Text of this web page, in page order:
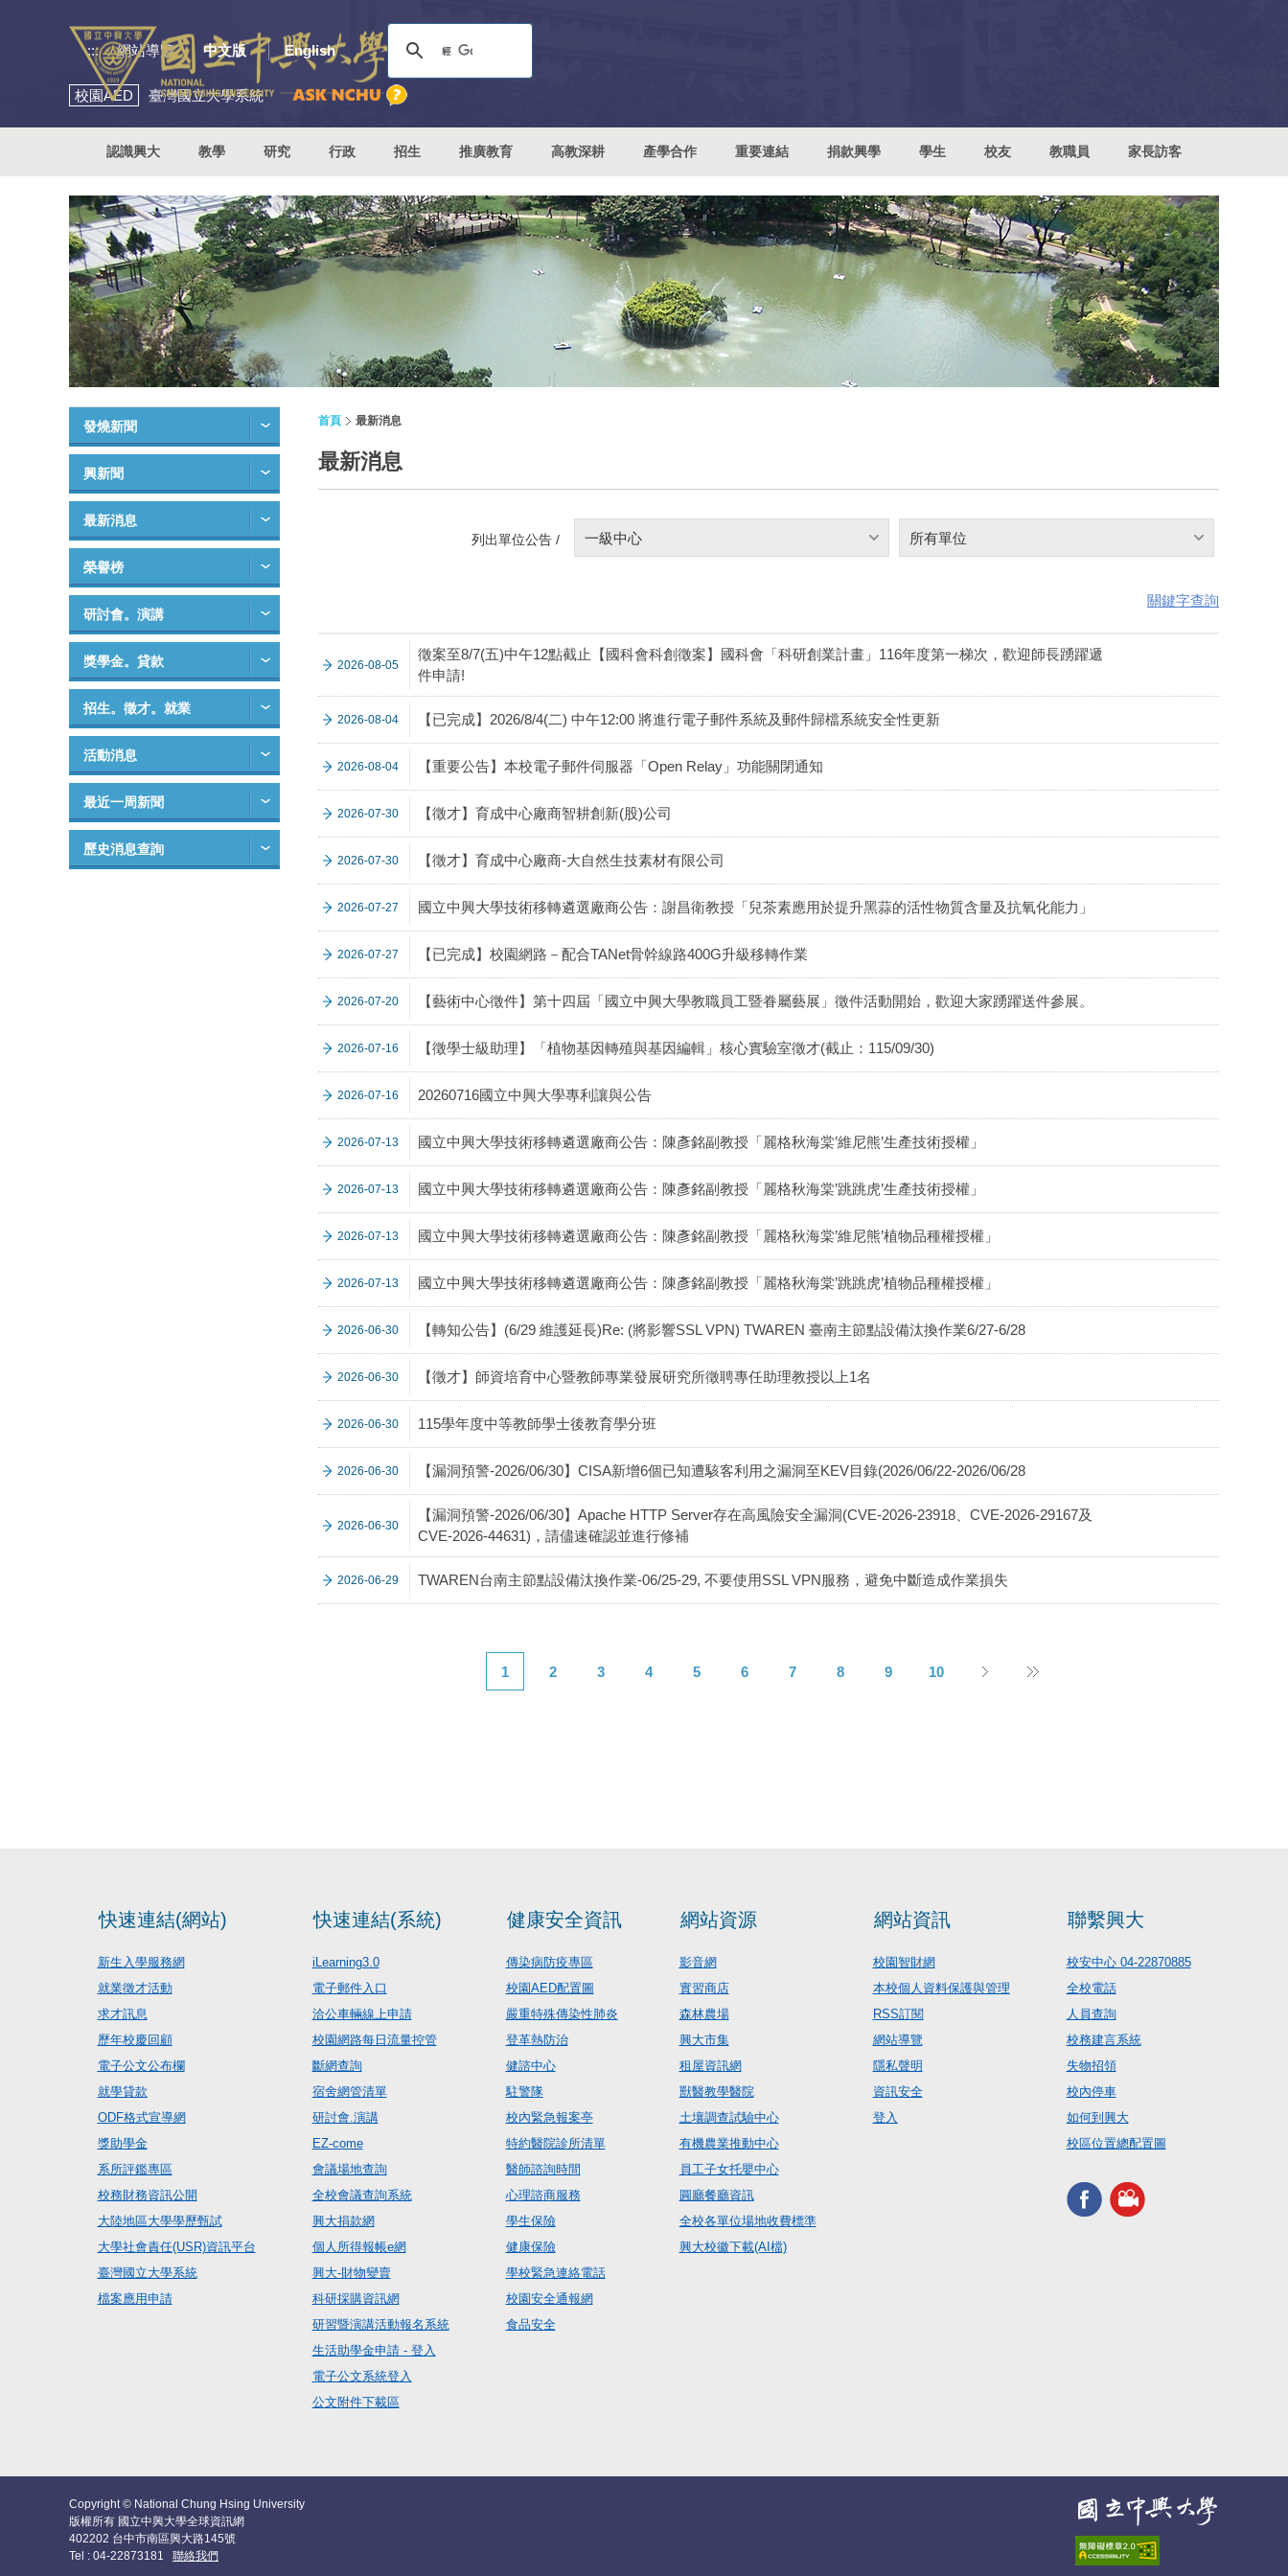
::: 網站導覽 中文版 English
校園AED 臺灣國立大學系統
認識興大 教學 研究 行政 招生 推廣教育 高教深耕 產學合作 重要連結 捐款興學 學生 校友 教職員 家長訪客
發燒新聞
興新聞
最新消息
榮譽榜
研討會。演講
獎學金。貸款
招生。徵才。就業
活動消息
最近一周新聞
歷史消息查詢
首頁 最新消息
最新消息
列出單位公告 / 一級中心 所有單位
關鍵字查詢
2026-08-05
徵案至8/7(五)中午12點截止【國科會科創徵案】國科會「科研創業計畫」116年度第一梯次，歡迎師長踴躍遞
件申請!
2026-08-04 【已完成】2026/8/4(二) 中午12:00 將進行電子郵件系統及郵件歸檔系統安全性更新
2026-08-04 【重要公告】本校電子郵件伺服器「Open Relay」功能關閉通知
2026-07-30 【徵才】育成中心廠商智耕創新(股)公司
2026-07-30 【徵才】育成中心廠商-大自然生技素材有限公司
2026-07-27 國立中興大學技術移轉遴選廠商公告：謝昌衛教授「兒茶素應用於提升黑蒜的活性物質含量及抗氧化能力」
2026-07-27 【已完成】校園網路－配合TANet骨幹線路400G升級移轉作業
2026-07-20 【藝術中心徵件】第十四屆「國立中興大學教職員工暨眷屬藝展」徵件活動開始，歡迎大家踴躍送件參展。
2026-07-16 【徵學士級助理】「植物基因轉殖與基因編輯」核心實驗室徵才(截止：115/09/30)
2026-07-16 20260716國立中興大學專利讓與公告
2026-07-13 國立中興大學技術移轉遴選廠商公告：陳彥銘副教授「麗格秋海棠’維尼熊’生產技術授權」
2026-07-13 國立中興大學技術移轉遴選廠商公告：陳彥銘副教授「麗格秋海棠’跳跳虎’生產技術授權」
2026-07-13 國立中興大學技術移轉遴選廠商公告：陳彥銘副教授「麗格秋海棠’維尼熊’植物品種權授權」
2026-07-13 國立中興大學技術移轉遴選廠商公告：陳彥銘副教授「麗格秋海棠’跳跳虎’植物品種權授權」
2026-06-30 【轉知公告】(6/29 維護延長)Re: (將影響SSL VPN) TWAREN 臺南主節點設備汰換作業6/27-6/28
2026-06-30 【徵才】師資培育中心暨教師專業發展研究所徵聘專任助理教授以上1名
2026-06-30 115學年度中等教師學士後教育學分班
2026-06-30 【漏洞預警-2026/06/30】CISA新增6個已知遭駭客利用之漏洞至KEV目錄(2026/06/22-2026/06/28
2026-06-30
【漏洞預警-2026/06/30】Apache HTTP Server存在高風險安全漏洞(CVE-2026-23918、CVE-2026-29167及
CVE-2026-44631)，請儘速確認並進行修補
2026-06-29 TWAREN台南主節點設備汰換作業-06/25-29, 不要使用SSL VPN服務，避免中斷造成作業損失
1 2 3 4 5 6 7 8 9 10
快速連結(網站)
新生入學服務網
就業徵才活動
求才訊息
歷年校慶回顧
電子公文公布欄
就學貸款
ODF格式宣導網
獎助學金
系所評鑑專區
校務財務資訊公開
大陸地區大學學歷甄試
大學社會責任(USR)資訊平台
臺灣國立大學系統
檔案應用申請
快速連結(系統)
iLearning3.0
電子郵件入口
洽公車輛線上申請
校園網路每日流量控管
斷網查詢
宿舍網管清單
研討會.演講
EZ-come
會議場地查詢
全校會議查詢系統
興大捐款網
個人所得報帳e網
興大-財物變賣
科研採購資訊網
研習暨演講活動報名系統
生活助學金申請 - 登入
電子公文系統登入
公文附件下載區
健康安全資訊
傳染病防疫專區
校園AED配置圖
嚴重特殊傳染性肺炎
登革熱防治
健諮中心
駐警隊
校內緊急報案亭
特約醫院診所清單
醫師諮詢時間
心理諮商服務
學生保險
健康保險
學校緊急連絡電話
校園安全通報網
食品安全
網站資源
影音網
實習商店
森林農場
興大市集
租屋資訊網
獸醫教學醫院
土壤調查試驗中心
有機農業推動中心
員工子女托嬰中心
圓廳餐廳資訊
全校各單位場地收費標準
興大校徽下載(AI檔)
網站資訊
校園智財網
本校個人資料保護與管理
RSS訂閱
網站導覽
隱私聲明
資訊安全
登入
聯繫興大
校安中心 04-22870885
全校電話
人員查詢
校務建言系統
失物招領
校內停車
如何到興大
校區位置總配置圖
Copyright © National Chung Hsing University
版權所有 國立中興大學全球資訊網
402202 台中市南區興大路145號
Tel : 04-22873181 聯絡我們